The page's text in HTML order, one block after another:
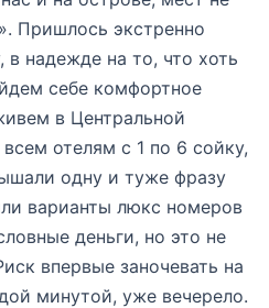
Пришлось экстренно
в надежде на то, что хоть
себе комфортное
в Центральной
отелям с 1 по 6 сойку,
одну и туже фразу
варианты люкс номеров
деньги, но это не
впервые заночевать на
минутой, уже вечерело.